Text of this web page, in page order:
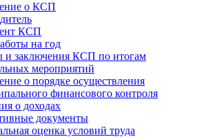
о КСП
КСП
на год
и заключения КСП по итогам
мероприятий
о порядке осуществления
финансового контроля
о доходах
документы
оценка условий труда